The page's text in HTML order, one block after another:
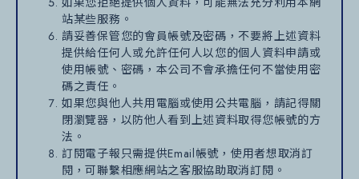
站某些服務。
請妥善保管您的會員帳號及密碼，不要將上述資料
提供給任何人或允許任何人以您的個人資料申請或
使用帳號、密碼，本公司不會承擔任何不當使用密
碼之責任。
如果您與他人共用電腦或使用公共電腦，請記得關
閉瀏覽器，以防他人看到上述資料取得您帳號的方
法。
訂閱電子報只需提供Email帳號，使用者想取消訂
閱，可聯繫相應網站之客服協助取消訂閱。